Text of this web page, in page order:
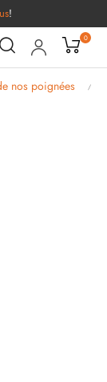
!
0
nos poignées